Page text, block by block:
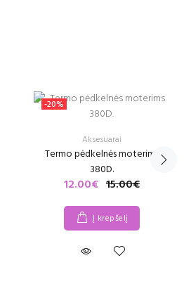
-20%
Aksesuarai
Termo pėdkelnės moterims
380D.
12.00€ 15.00€
Į krepšelį